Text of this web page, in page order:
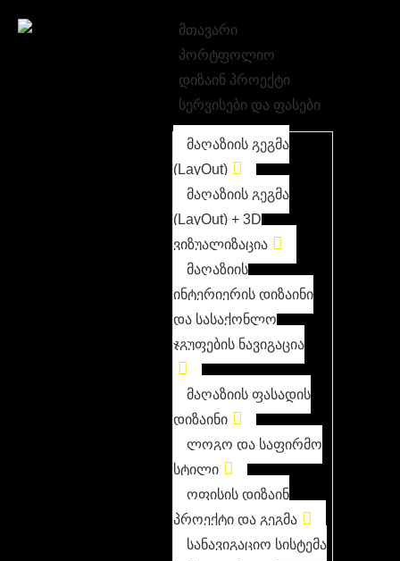
მთავარი
პორტფოლიო
დიზაინ პროექტი
სერვისები და ფასები
მაღაზიის გეგმა
(LayOut)
მაღაზიის გეგმა
(LayOut) + 3D
ვიზუალიზაცია
მაღაზიის
ინტერიერის დიზაინი
და სასაქონლო
ჯგუფების ნავიგაცია
მაღაზიის ფასადის
დიზაინი
ლოგო და საფირმო
სტილი
ოფისის დიზაინ
პროექტი და გეგმა
სანავიგაციო სისტემა